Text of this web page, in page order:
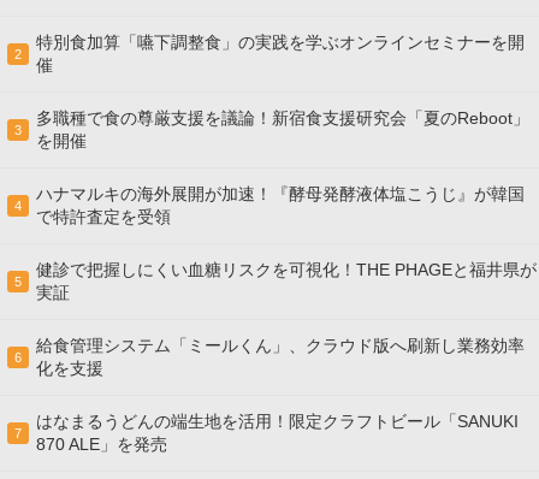
2
特別食加算「嚥下調整食」の実践を学ぶオンラインセミナーを開
催
3
多職種で食の尊厳支援を議論！新宿食支援研究会「夏のReboot」
を開催
4
ハナマルキの海外展開が加速！『酵母発酵液体塩こうじ』が韓国
で特許査定を受領
5
健診で把握しにくい血糖リスクを可視化！THE PHAGEと福井県が
実証
6
給食管理システム「ミールくん」、クラウド版へ刷新し業務効率
化を支援
7
はなまるうどんの端生地を活用！限定クラフトビール「SANUKI
870 ALE」を発売